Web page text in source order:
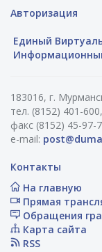
Авторизация
Единый
183016, г.
тел. (8152) 401-
факс (8152) 45-97-
e-mail:
Контакты
На главную
Прямая
Обращения
Карта сайта
RSS